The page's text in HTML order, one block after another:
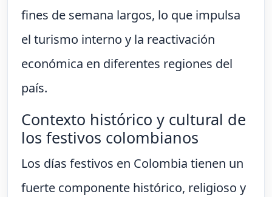
fines de semana largos, lo que impulsa
el turismo interno y la reactivación
económica en diferentes regiones del
país.
Contexto histórico y cultural de
los festivos colombianos
Los días festivos en Colombia tienen un
fuerte componente histórico, religioso y